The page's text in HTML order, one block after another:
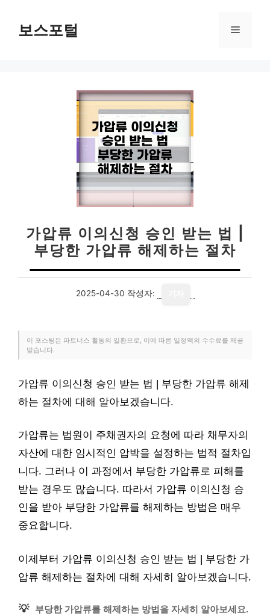
보스포털 메
가압류 이의신청 승인 받는 법 |
부당한 가압류 해제하는 절차
2025-04-30 작성자:
이 포스팅은 파트너스 활동의 일환으로, 이에 따른 일정액의 수수료를 제공
받습니다.
가압류 이의신청 승인 받는 법 | 부당한 가압류 해제
하는 절차에 대해 알아보겠습니다.
가압류는 법원이 주채권자의 요청에 따라 채무자의
자산에 대한 임시적인 압박을 설정하는 법적 절차입
니다. 그러나 이 과정에서 부당한 가압류로 피해를
받는 경우도 많습니다. 따라서 가압류 이의신청 승
인을 받아 부당한 가압류를 해제하는 방법은 매우
중요합니다.
이제부터 가압류 이의신청 승인 받는 법 | 부당한 가
압류 해제하는 절차에 대해 자세히 알아보겠습니다.
💡 부당한 가압류를 해제하는 방법을 자세히 알아보세요.